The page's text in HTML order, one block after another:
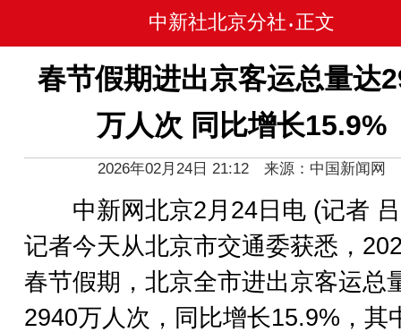
中新社北京分社 • 正文
春节假期进出京客运总量达
万人次 同比增长15.9%
2026年02月24日 21:12 来源：中国新闻网
中新网北京2月24日电 (记者
记者今天从北京市交通委获悉，
春节假期，北京全市进出京客运总
2940万人次，同比增长15.9%，其